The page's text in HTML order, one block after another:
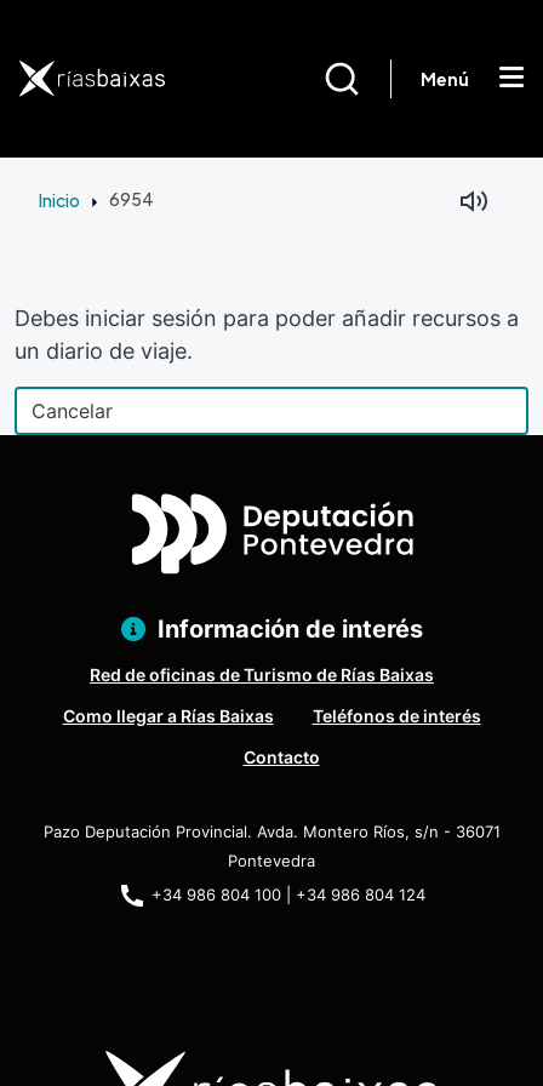
Menú
Inicio 6954
Debes iniciar sesión para poder añadir recursos a
un diario de viaje.
Información de interés
Red de oficinas de Turismo de Rías Baixas
Como llegar a Rías Baixas
Teléfonos de interés
Contacto
Pazo Deputación Provincial. Avda. Montero Ríos, s/n - 36071
Pontevedra
+34 986 804 100 | +34 986 804 124